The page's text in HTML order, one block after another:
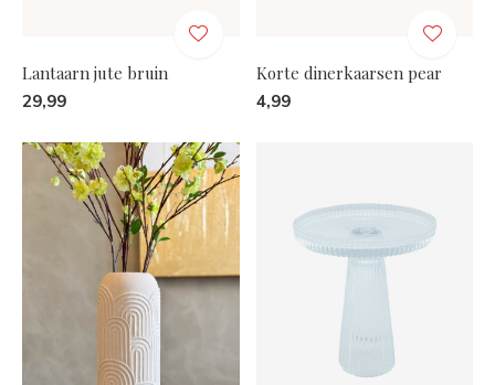
Lantaarn jute bruin
29,99
Korte dinerkaarsen pear
4,99